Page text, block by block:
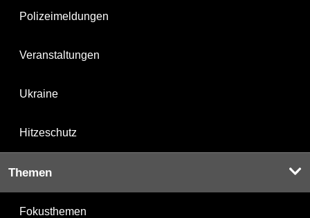
Polizeimeldungen
Veranstaltungen
Ukraine
Hitzeschutz
Themen
Fokusthemen